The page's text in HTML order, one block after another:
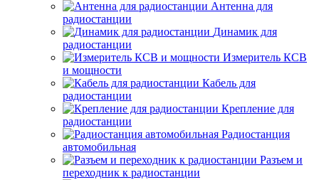
Антенна для
радиостанции
Динамик для
радиостанции
Измеритель КСВ
и мощности
Кабель для
радиостанции
Крепление для
радиостанции
Радиостанция
автомобильная
Разъем и
переходник к радиостанции